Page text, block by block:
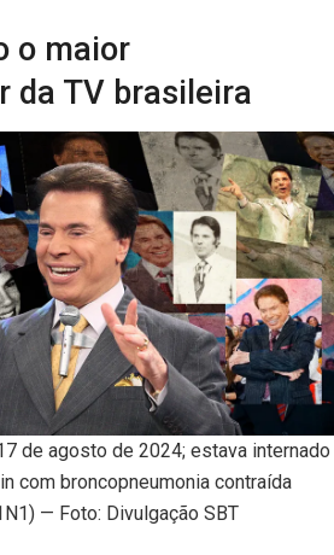
o maior
da TV brasileira
de agosto de 2024; estava internado
com broncopneumonia contraída
— Foto: Divulgação SBT